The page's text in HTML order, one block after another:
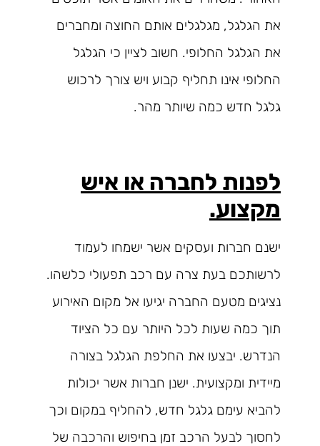
את הגלגל, מגלגלים אותם החוצה ומחברים
את הגלגל החלופי. חשוב לציין כי הגלגל
החלופי אינו תחליף קבוע ויש צורך לרכוש
גלגל חדש כמה שיותר מהר.
לפנות לחברה או איש
מקצוע.
ישנם חברות ועסקים אשר ישמחו לעמוד
לרשותכם בעת צרה עם רכב תפעולי כלשהו.
נציגים מטעם החברה יגיעו אל מקום האירוע
תוך כמה שעות לכל היותר עם כל הציוד
הנדרש. יבצעו את החלפת הגלגל בצורה
מיידית ומקצועית. ישנן חברות אשר יכולות
להביא עימם גלגל חדש, להחליף במקום וכך
לחסוך לבעל הרכב זמן בחיפוש והרכבה של